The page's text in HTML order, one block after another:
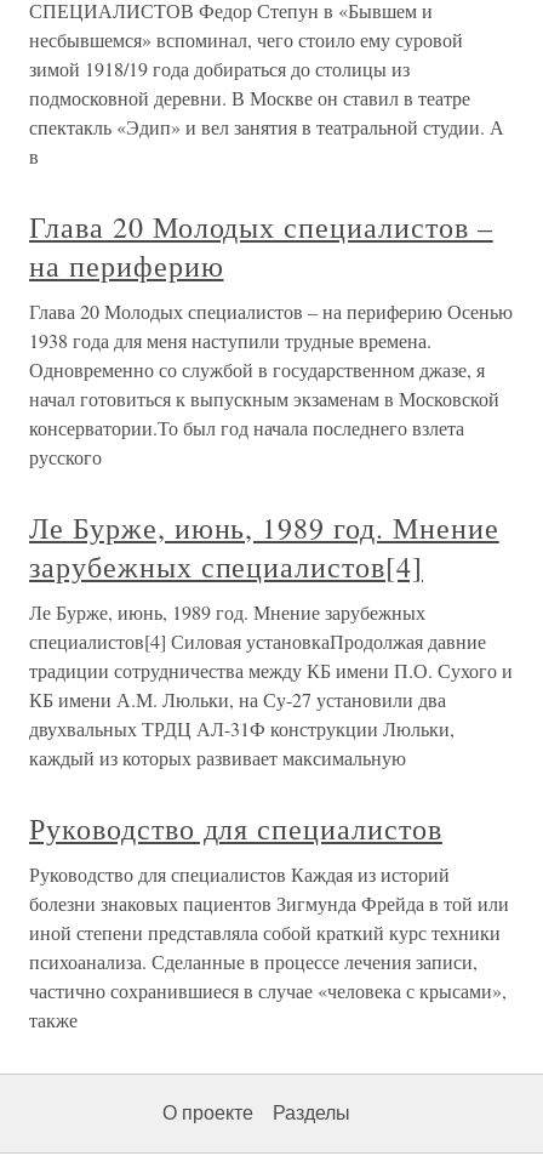
СПЕЦИАЛИСТОВ Федор Степун в «Бывшем и
несбывшемся» вспоминал, чего стоило ему суровой
зимой 1918/19 года добираться до столицы из
подмосковной деревни. В Москве он ставил в театре
спектакль «Эдип» и вел занятия в театральной студии. А
в
Глава 20 Молодых специалистов –
на периферию
Глава 20 Молодых специалистов – на периферию Осенью
1938 года для меня наступили трудные времена.
Одновременно со службой в государственном джазе, я
начал готовиться к выпускным экзаменам в Московской
консерватории.То был год начала последнего взлета
русского
Ле Бурже, июнь, 1989 год. Мнение
зарубежных специалистов[4]
Ле Бурже, июнь, 1989 год. Мнение зарубежных
специалистов[4] Силовая установкаПродолжая давние
традиции сотрудничества между КБ имени П.О. Сухого и
КБ имени А.М. Люльки, на Су-27 установили два
двухвальных ТРДЦ АЛ-31Ф конструкции Люльки,
каждый из которых развивает максимальную
Руководство для специалистов
Руководство для специалистов Каждая из историй
болезни знаковых пациентов Зигмунда Фрейда в той или
иной степени представляла собой краткий курс техники
психоанализа. Сделанные в процессе лечения записи,
частично сохранившиеся в случае «человека с крысами»,
также
О проекте Разделы